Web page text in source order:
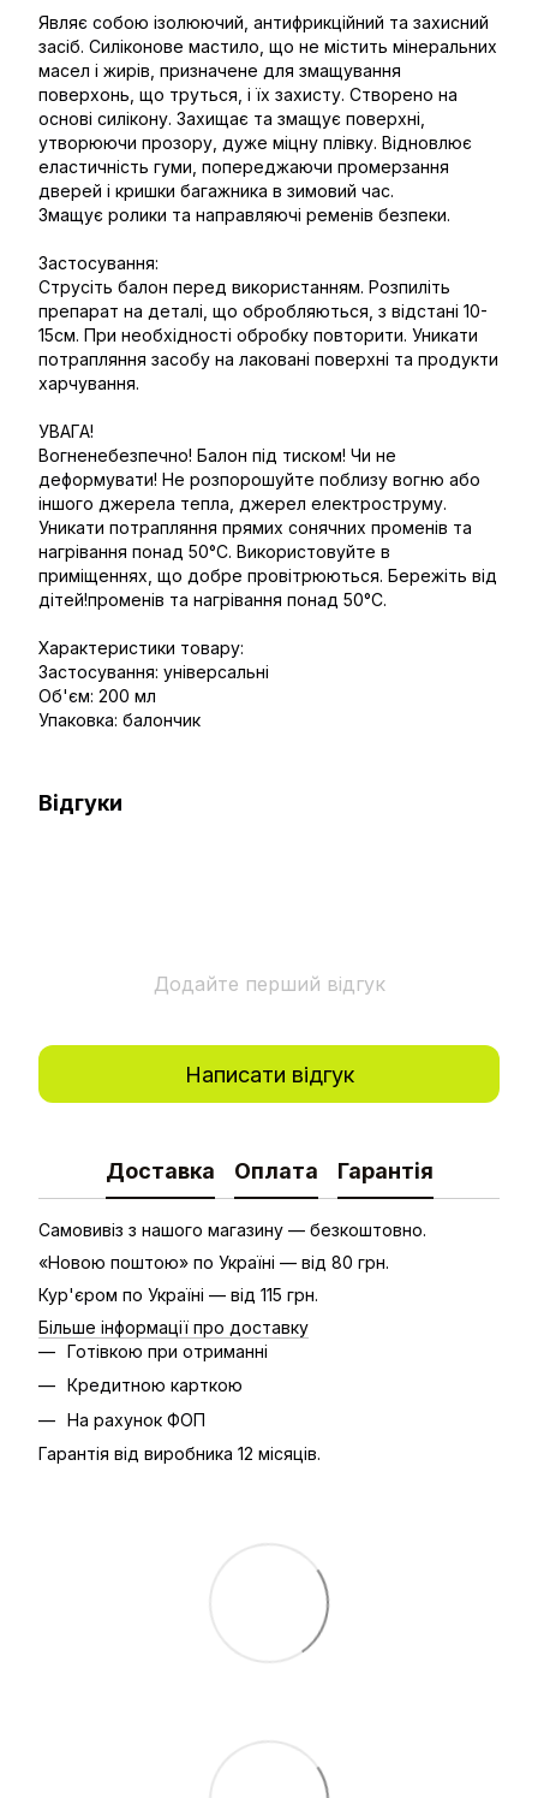
Являє собою ізолюючий, антифрикційний та захисний
засіб. Силіконове мастило, що не містить мінеральних
масел і жирів, призначене для змащування
поверхонь, що труться, і їх захисту. Створено на
основі силікону. Захищає та змащує поверхні,
утворюючи прозору, дуже міцну плівку. Відновлює
еластичність гуми, попереджаючи промерзання
дверей і кришки багажника в зимовий час.
Змащує ролики та направляючі ременів безпеки.
Застосування:
Струсіть балон перед використанням. Розпиліть
препарат на деталі, що обробляються, з відстані 10-
15см. При необхідності обробку повторити. Уникати
потрапляння засобу на лаковані поверхні та продукти
харчування.
УВАГА!
Вогненебезпечно! Балон під тиском! Чи не
деформувати! Не розпорошуйте поблизу вогню або
іншого джерела тепла, джерел електроструму.
Уникати потрапляння прямих сонячних променів та
нагрівання понад 50°C. Використовуйте в
приміщеннях, що добре провітрюються. Бережіть від
дітей!променів та нагрівання понад 50°C.
Характеристики товару:
Застосування: універсальні
Об'єм: 200 мл
Упаковка: балончик
Відгуки
Додайте перший відгук
Написати відгук
Доставка Оплата Гарантія
Самовивіз з нашого магазину — безкоштовно.
«Новою поштою» по Україні — від 80 грн.
Кур'єром по Україні — від 115 грн.
Більше інформації про доставку
Готівкою при отриманні
Кредитною карткою
На рахунок ФОП
Гарантія від виробника 12 місяців.